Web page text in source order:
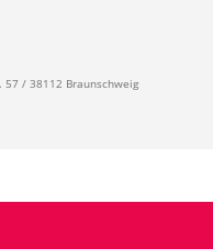
57 / 38112 Braunschweig